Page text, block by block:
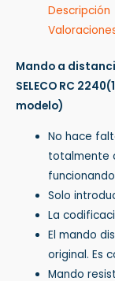
Descripción
Mando a
SELECO RC
modelo)
No hace
totalmente
Solo
La
El mando
original. Es
Mando